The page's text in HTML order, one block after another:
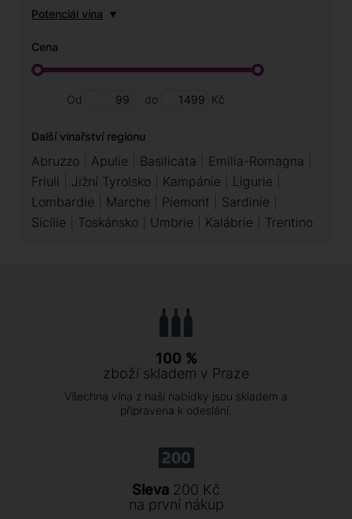
Potenciál vína
Cena
Od do Kč
Další vinařství regionu
Abruzzo Apulie Basilicata
Emilia-Romagna
Friuli
Jižní Tyrolsko Kampánie
Ligurie
Lombardie
Marche Piemont
Sardinie
Sicílie
Toskánsko Umbrie Kalábrie Trentino
100 %
zboží skladem v Praze
Všechna vína z naší nabídky jsou skladem a
připravena k odeslání.
Sleva 200 Kč
na první nákup